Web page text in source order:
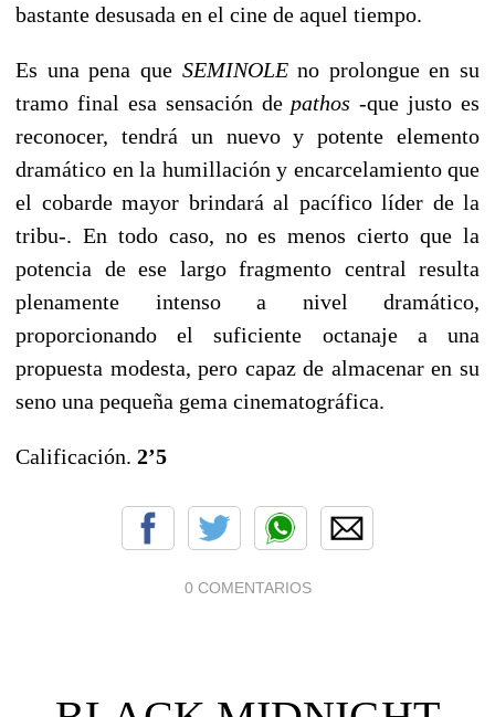
bastante desusada en el cine de aquel tiempo.
Es una pena que SEMINOLEno prolongue en su
tramo final esa sensación de pathos -que justo es
reconocer, tendrá un nuevo y potente elemento
dramático en la humillación y encarcelamiento que
el cobarde mayor brindará al pacífico líder de la
tribu-. En todo caso, no es menos cierto que la
potencia de ese largo fragmento central resulta
plenamente intenso a nivel dramático,
proporcionando el suficiente octanaje a una
propuesta modesta, pero capaz de almacenar en su
seno una pequeña gema cinematográfica.
Calificación. 2’5
0 COMENTARIOS